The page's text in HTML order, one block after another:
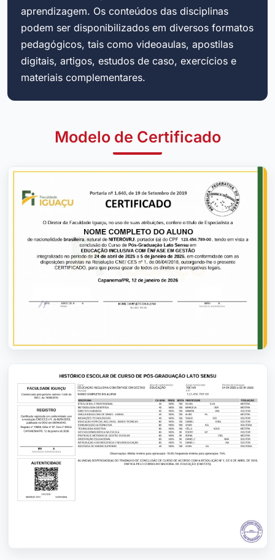
aprendizagem. Os conteúdos das disciplinas
podem ser disponibilizados em diversos formatos
pedagógicos, tais como videoaulas, apostilas
digitais, artigos, estudos de caso, exercícios e
materiais complementares.
Modelo de Certificado